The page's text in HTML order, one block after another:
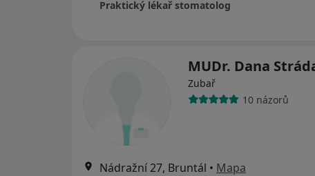
Praktický lékař stomatolog
MUDr. Dana
Zubař
10 názorů
Nádražní 27, Bruntál • Mapa